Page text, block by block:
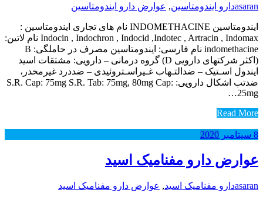
asaranدارو ایندومتاسین, عوارض دارو ایندومتاسین
ایندومتاسین INDOMETHACINE نام های تجاری ایندومتاسین :
Indocin , Indochron , Indocid ,Indotec , Artracin , Indomax نام لاتین:
indomethacine نام فارسی: ایندومتاسین مصرف در حاملگی: B
(اکثر شرکتهای دارویی D) گروه درمانی – دارویی: مشتقات اسید
ایندول اسـتیک – ضدالتـهاب غـیراسـتروئیدی – ضددرد غیرمخدر،
ضدتب اشکال دارویی: S.R. Cap: 75mg S.R. Tab: 75mg, 80mg Cap:
25mg…
Read More
8 سپتامبر 2020
عوارض دارو مفنامیک اسید
asaranدارو مفنامیک اسید, عوارض دارو مفنامیک اسید